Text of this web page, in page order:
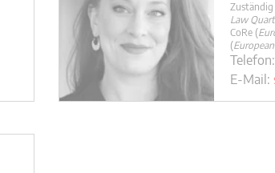
Zuständig
Law
CoRe (
(
E-Mail: